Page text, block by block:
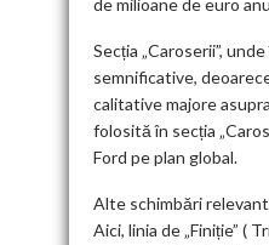
de milioane de euro
Secția „Caroserii”,
semnificative,
calitative majore
folosită în secția
Ford pe plan global.
Alte schimbări
Aici, linia de „Finiție” (